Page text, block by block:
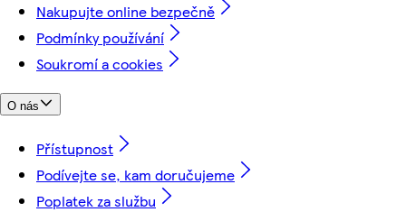
Nakupujte online bezpečně
Podmínky používání
Soukromí a cookies
O nás
Přístupnost
Podívejte se, kam doručujeme
Poplatek za službu